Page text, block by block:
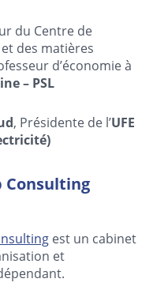
du Centre de
des matières
d’économie à
– PSL
, Présidente de l’UFE
Consulting
est un cabinet
et